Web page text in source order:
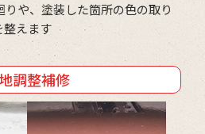
りや、塗装した箇所の色の取り
整えます
調整補修